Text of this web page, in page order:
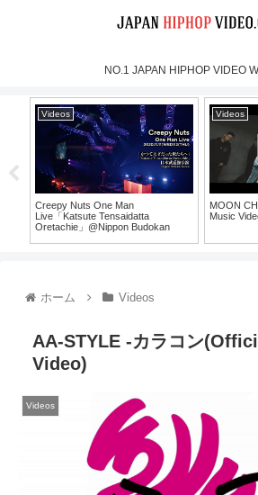
NO.1 JAPAN HIPHOP VIDEO
Videos
Creepy Nuts One Man
Live「Katsute Tensaidatta
Oretachie」@Nippon Budokan
Videos
MOON
Music
ホーム Videos
AA-STYLE -カラコン
Video)
Videos